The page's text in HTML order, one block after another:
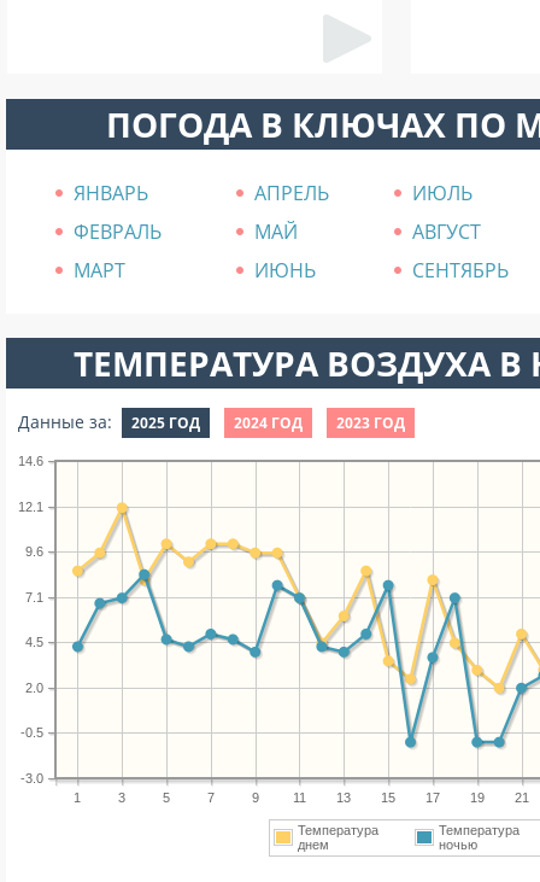
ПОГОДА В КЛЮЧАХ ПО
ЯНВАРЬ АПРЕЛЬ
ИЮЛЬ
ФЕВРАЛЬ
МАЙ
АВГУСТ
МАРТ
ИЮНЬ СЕНТЯБРЬ
ТЕМПЕРАТУРА ВОЗДУХА В
Данные за: 2025 ГОД 2024 ГОД 2023 ГОД
1 3 5 7 9 11 13 15 17 19 21
-3.0
-0.5
2.0
4.5
7.1
9.6
12.1
14.6
Температура
днем
Температура
ночью